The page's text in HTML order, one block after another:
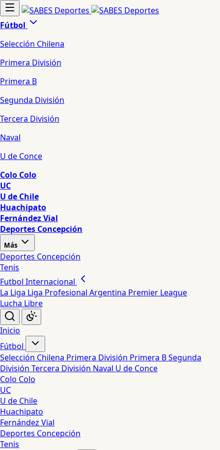
Fútbol
Selección Chilena
Primera División
Primera B
Segunda División
Tercera División
Naval
U de Conce
Colo Colo
UC
U de Chile
Huachipato
Fernández Vial
Deportes Concepción
Más
Deportes Concepción
Tenis
Futbol Internacional
La Liga Liga Profesional Argentina Premier League
Lucha Libre
Inicio
Fútbol
Selección Chilena Primera División Primera BSegunda
División Tercera División Naval U de Conce
Colo Colo
UC
U de Chile
Huachipato
Fernández Vial
Deportes Concepción
Tenis